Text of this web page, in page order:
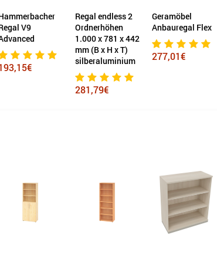
Regal endless 2
Ordnerhöhen
1.000 x 781 x 442
mm (B x H x T)
silberaluminium
Geramöbel
Anbauregal Flex
277,01€
Hammerbacher
Regalschrank
FlexWall 3
Ordnerhöhen weiß